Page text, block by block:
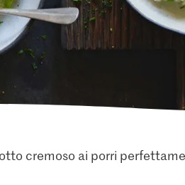
cremoso ai porri